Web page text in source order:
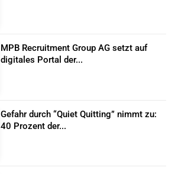
MPB Recruitment Group AG setzt auf
digitales Portal der...
Gefahr durch “Quiet Quitting” nimmt zu:
40 Prozent der...